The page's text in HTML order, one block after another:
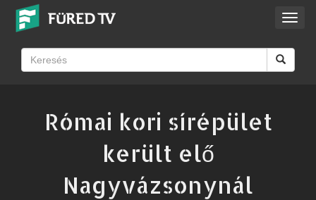
Római kori sírépület
került elő
Nagyvázsonynál